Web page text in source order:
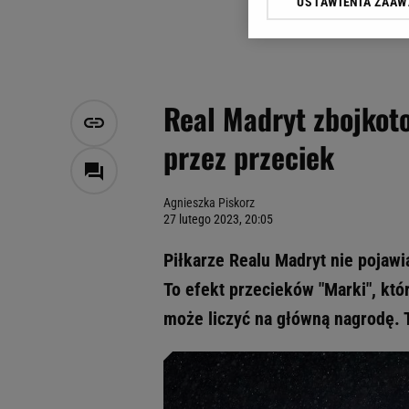
Real Madryt
przez przeciek
Agnieszka Piskorz
27 lutego 2023, 20:05
Piłkarze Realu Madryt nie
To efekt przecieków "Marki",
może liczyć na główną
Klikając „Akceptuję”
Zaufanych Partnerów i
My, nasi Zaufani
Użycie dokładnych
Przechowywanie